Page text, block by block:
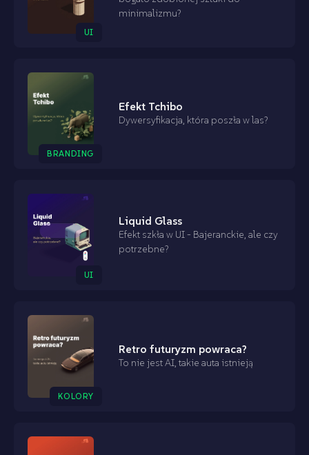
UI
minimalizmu?
BRANDING
Efekt Tchibo
Dywersyfikacja, która poszła w las?
UI
Liquid Glass
Efekt szkła w UI - Bajeranckie, ale czy
potrzebne?
KOLORY
Retro futuryzm powraca?
To nie jest AI, takie auta istnieją